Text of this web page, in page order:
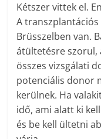
Kétszer vittek el.
A
Brüsszelben van.
átültetésre szorul,
összes vizsgálati
potenciális donor
kerülnek. Ha
idő, ami alatt ki
és be kell ültetni